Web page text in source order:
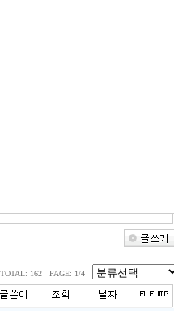
TOTAL: 162 PAGE: 1/4